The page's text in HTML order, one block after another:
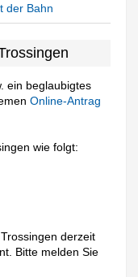
der Bahn
ein beglaubigtes
Online-Antrag
wie folgt:
derzeit
Bitte melden Sie